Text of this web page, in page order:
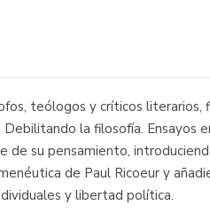
teólogos y críticos literarios,
la filosofía.
su pensamiento,
de Paul Ricoeur y
y libertad política.